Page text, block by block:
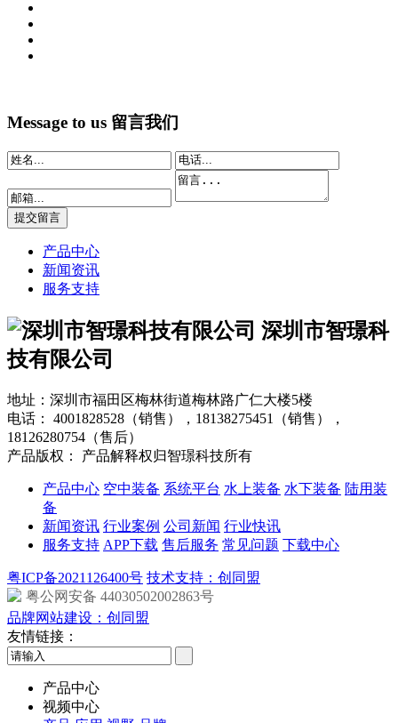
Message to us 留言我们
产品中心
新闻资讯
服务支持
深圳市智璟科
技有限公司
地址：深圳市福田区梅林街道梅林路广仁大楼5楼
电话： 4001828528（销售），18138275451（销售），
18126280754（售后）
产品版权： 产品解释权归智璟科技所有
产品中心 空中装备 系统平台 水上装备 水下装备 陆用装
备
新闻资讯 行业案例 公司新闻 行业快讯
服务支持 APP下载 售后服务 常见问题 下载中心
粤ICP备2021126400号 技术支持：创同盟
粤公网安备 44030502002863号
品牌网站建设：创同盟
友情链接：
产品中心
视频中心